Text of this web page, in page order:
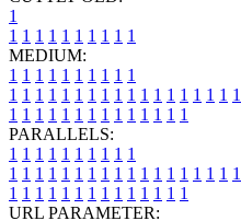
1
1 1 1 1 1 1 1 1 1 1
MEDIUM:
1 1 1 1 1 1 1 1 1 1
1 1 1 1 1 1 1 1 1 1 1 1 1 1 1 1 1 1
1 1 1 1 1 1 1 1 1 1 1 1 1 1
PARALLELS:
1 1 1 1 1 1 1 1 1 1
1 1 1 1 1 1 1 1 1 1 1 1 1 1 1 1 1 1
1 1 1 1 1 1 1 1 1 1 1 1 1 1
URL PARAMETER: